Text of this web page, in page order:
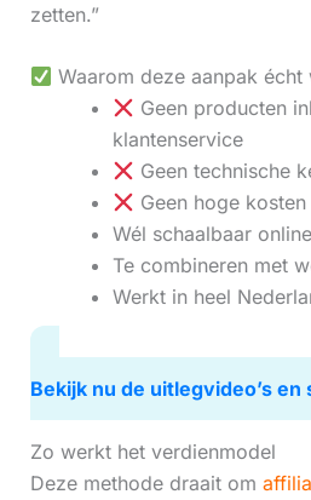
zetten.”
Waarom deze aanpak écht
Geen producten
klantenservice
Geen technische
Geen hoge kosten
Wél schaalbaar
Te combineren met
Werkt in heel
Bekijk nu de uitlegvideo’s
Zo werkt het verdienmodel
Deze methode draait om